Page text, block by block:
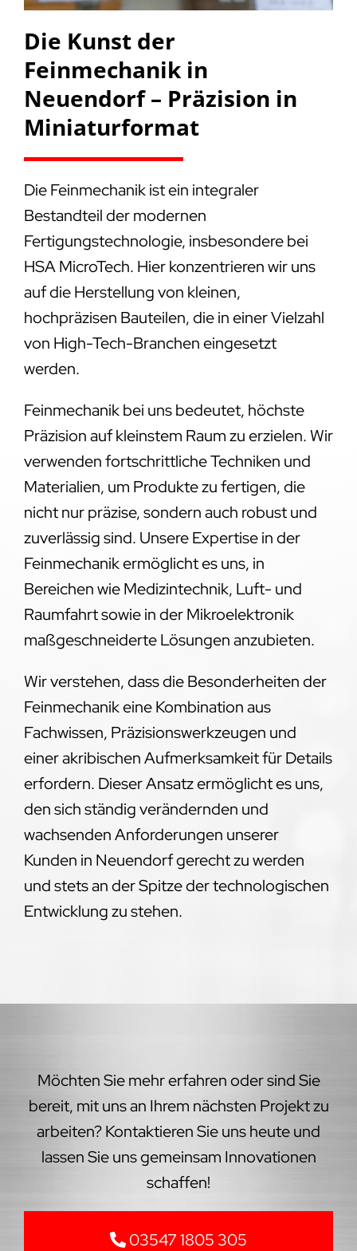
Die Kunst der
Feinmechanik in
Neuendorf – Präzision in
Miniaturformat
Die Feinmechanik ist ein integraler
Bestandteil der modernen
Fertigungstechnologie, insbesondere bei
HSA MicroTech. Hier konzentrieren wir uns
auf die Herstellung von kleinen,
hochpräzisen Bauteilen, die in einer Vielzahl
von High-Tech-Branchen eingesetzt
werden.
Feinmechanik bei uns bedeutet, höchste
Präzision auf kleinstem Raum zu erzielen. Wir
verwenden fortschrittliche Techniken und
Materialien, um Produkte zu fertigen, die
nicht nur präzise, sondern auch robust und
zuverlässig sind. Unsere Expertise in der
Feinmechanik ermöglicht es uns, in
Bereichen wie Medizintechnik, Luft- und
Raumfahrt sowie in der Mikroelektronik
maßgeschneiderte Lösungen anzubieten.
Wir verstehen, dass die Besonderheiten der
Feinmechanik eine Kombination aus
Fachwissen, Präzisionswerkzeugen und
einer akribischen Aufmerksamkeit für Details
erfordern. Dieser Ansatz ermöglicht es uns,
den sich ständig verändernden und
wachsenden Anforderungen unserer
Kunden in Neuendorf gerecht zu werden
und stets an der Spitze der technologischen
Entwicklung zu stehen.
Möchten Sie mehr erfahren oder sind Sie
bereit, mit uns an Ihrem nächsten Projekt zu
arbeiten? Kontaktieren Sie uns heute und
lassen Sie uns gemeinsam Innovationen
schaffen!
03547 1805 305